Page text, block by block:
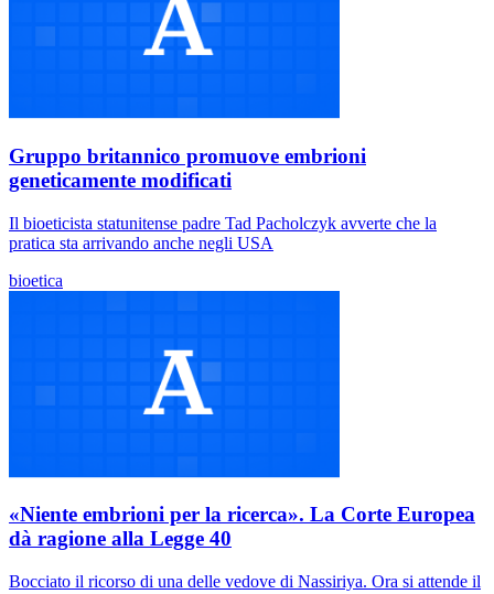
Gruppo britannico promuove embrioni
geneticamente modificati
Il bioeticista statunitense padre Tad Pacholczyk avverte che la
pratica sta arrivando anche negli USA
bioetica
«Niente embrioni per la ricerca». La Corte Europea
dà ragione alla Legge 40
Bocciato il ricorso di una delle vedove di Nassiriya. Ora si attende il